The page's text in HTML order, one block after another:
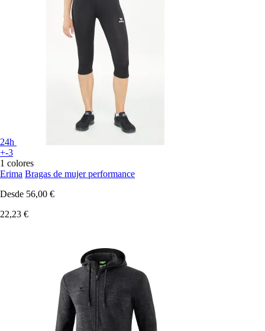
24h
+-3
1 colores
Erima Bragas de mujer performance
Desde 56,00 €
22,23 €